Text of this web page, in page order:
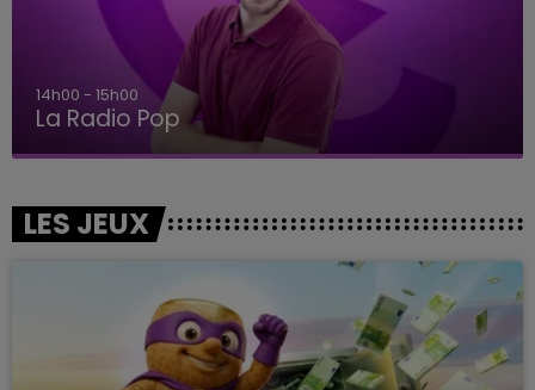
15h00 - 19h00
Le Club Champagne FM
LES JEUX